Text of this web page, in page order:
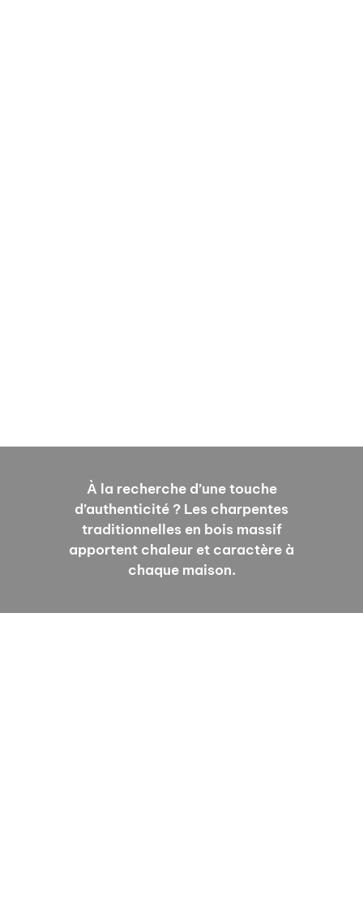
À la recherche d’une touche
d’authenticité ? Les charpentes
traditionnelles en bois massif
apportent chaleur et caractère à
chaque maison.